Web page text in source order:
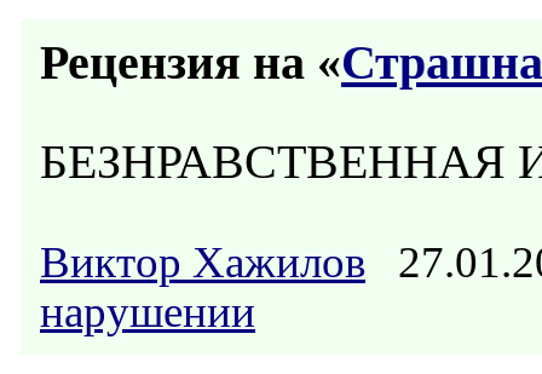
Рецензия на «
БЕЗНРАВСТВЕННАЯ
Виктор Хажилов
нарушении